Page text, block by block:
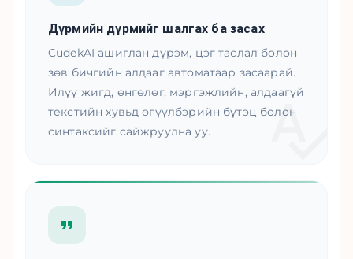
Дүрмийн дүрмийг шалгах ба засах
CudekAI ашиглан дүрэм, цэг таслал болон
зөв бичгийн алдааг автоматаар засаарай.
Илүү жигд, өнгөлөг, мэргэжлийн, алдаагүй
текстийн хувьд өгүүлбэрийн бүтэц болон
синтаксийг сайжруулна уу.